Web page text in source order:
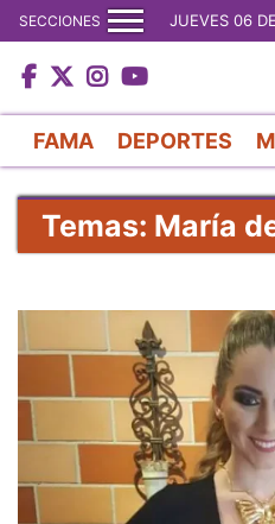
SECCIONES JUEVES 06
FAMA DEPORTES
Temas: María